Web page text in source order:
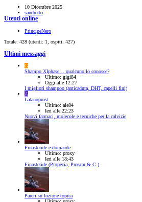
10 Dicembre 2025
sandretto
Utenti online
PrincipeNero
Totale: 428 (utenti: 1, ospiti: 427)
Ultimi messaggi
G
Shampo XIphase… qualcuno lo conosce?
Ultimo: gigi84
Oggi alle 12:27
I migliori shampoo (anticaduta, DHT, capelli fini)
A
Latanoprost
Ultimo: ale84
Ieri alle 22:23
Nuovi farmaci, molecole e tecniche per la calvizie
Finasteride e domande
Ultimo: proxy
Ieri alle 18:43
Finasteride (Propecia, Proscar & C.)
Pareri su lozione topica